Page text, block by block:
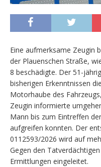
Eine aufmerksame Zeugin
der Plauenschen Straße,
8 beschädigte. Der 51-
bisherigen Erkenntnissen
Motorhaube des
Zeugin informierte
Mann bis zum Eintreffen
aufgreifen konnten. Der
0112593/2026 wird auf
Gegen den
Ermittlungen eingeleitet.